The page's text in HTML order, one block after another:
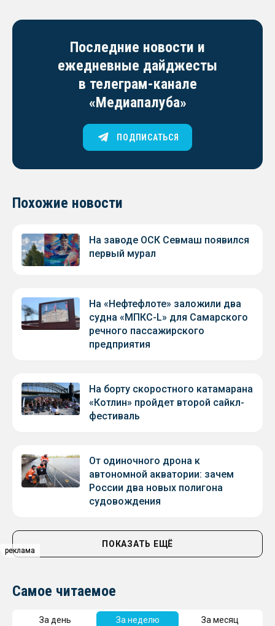
реклама
реклама
Последние новости и
ежедневные дайджесты
в телеграм-канале
«Медиапалуба»
ПОДПИСАТЬСЯ
Похожие новости
На заводе ОСК Севмаш появился
первый мурал
На «Нефтефлоте» заложили два
судна «МПКС-L» для Самарского
речного пассажирского
предприятия
На борту скоростного катамарана
«Котлин» пройдет второй сайкл-
фестиваль
От одиночного дрона к
автономной акватории: зачем
России два новых полигона
судовождения
ПОКАЗАТЬ ЕЩЁ
Самое читаемое
За день За неделю За месяц